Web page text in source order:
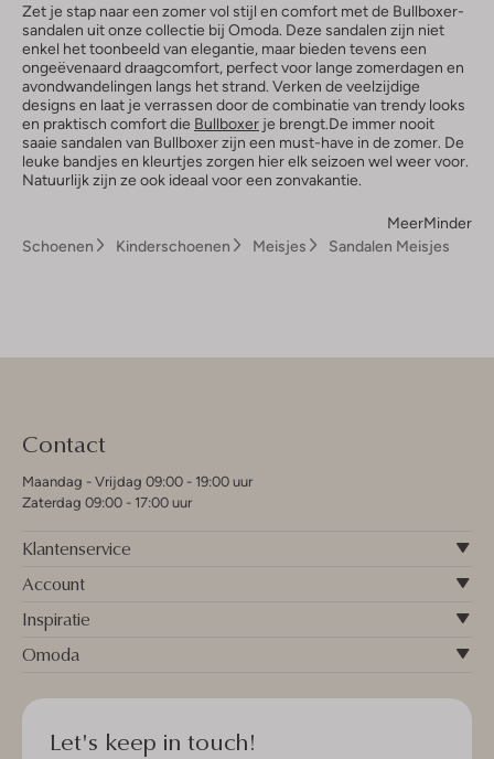
Zet je stap naar een zomer vol stijl en comfort met de Bullboxer-
sandalen uit onze collectie bij Omoda. Deze sandalen zijn niet
enkel het toonbeeld van elegantie, maar bieden tevens een
ongeëvenaard draagcomfort, perfect voor lange zomerdagen en
avondwandelingen langs het strand. Verken de veelzijdige
designs en laat je verrassen door de combinatie van trendy looks
en praktisch comfort die Bullboxer je brengt.De immer nooit
saaie sandalen van Bullboxer zijn een must-have in de zomer. De
leuke bandjes en kleurtjes zorgen hier elk seizoen wel weer voor.
Natuurlijk zijn ze ook ideaal voor een zonvakantie.
MeerMinder
Schoenen
Kinderschoenen Meisjes Sandalen Meisjes
Contact
Maandag - Vrijdag 09:00 - 19:00 uur
Zaterdag 09:00 - 17:00 uur
Klantenservice
Account
Inspiratie
Omoda
Let's keep in touch!